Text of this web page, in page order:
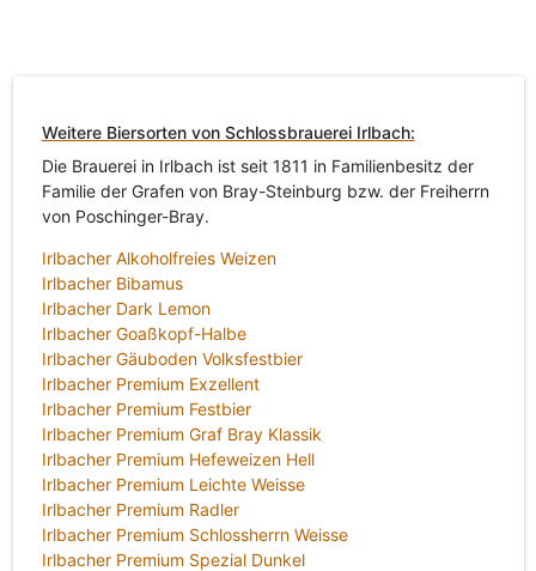
Weitere Biersorten von Schlossbrauerei Irlbach:
Die Brauerei in Irlbach ist seit 1811 in Familienbesitz der
Familie der Grafen von Bray-Steinburg bzw. der Freiherrn
von Poschinger-Bray.
Irlbacher Alkoholfreies Weizen
Irlbacher Bibamus
Irlbacher Dark Lemon
Irlbacher Goaßkopf-Halbe
Irlbacher Gäuboden Volksfestbier
Irlbacher Premium Exzellent
Irlbacher Premium Festbier
Irlbacher Premium Graf Bray Klassik
Irlbacher Premium Hefeweizen Hell
Irlbacher Premium Leichte Weisse
Irlbacher Premium Radler
Irlbacher Premium Schlossherrn Weisse
Irlbacher Premium Spezial Dunkel